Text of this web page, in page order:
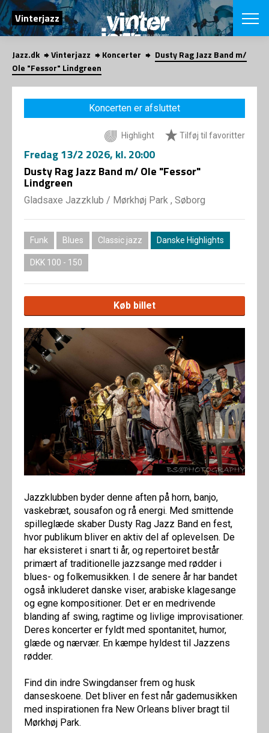
SØG
Vinterjazz
English
VÆLG
VINTERJAZZ
Temaer
LOCATIONS
Om
Kontakt
SHOP
Jazz.dk Vinterjazz Koncerter
Dusty Rag Jazz Band m/
Ole "Fessor" Lindgreen
Koncerten er afsluttet
Highlight Tilføj til favoritter
Fredag13/2 2026, kl. 20:00
Dusty Rag Jazz Band m/ Ole "Fessor"
Lindgreen
Gladsaxe Jazzklub / Mørkhøj Park , Søborg
Funk Blues Classic jazz Danske Highlights
DKK 100 - 150
Køb billet
Jazzklubben byder denne aften på horn, banjo,
vaskebræt, sousafon og rå energi. Med smittende
spilleglæde skaber Dusty Rag Jazz Band en fest,
hvor publikum bliver en aktiv del af oplevelsen. De
har eksisteret i snart ti år, og repertoiret består
primært af traditionelle jazzsange med rødder i
blues- og folkemusikken. I de senere år har bandet
også inkluderet danske viser, arabiske klagesange
og egne kompositioner. Det er en medrivende
blanding af swing, ragtime og livlige improvisationer.
Deres koncerter er fyldt med spontanitet, humor,
glæde og nærvær. En kæmpe hyldest til Jazzens
rødder.
Find din indre Swingdanser frem og husk
danseskoene. Det bliver en fest når gademusikken
med inspirationen fra New Orleans bliver bragt til
Mørkhøj Park.